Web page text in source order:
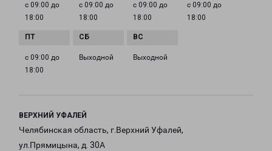
с 09:00 до
18:00
с 09:00 до
18:00
с 09:00 до
18:00
с 09:00 до
18:00
с 09:00 до
18:00
Выходной Выходной
ВЕРХНИЙ УФАЛЕЙ
Челябинская область, г.Верхний Уфалей,
ул.Прямицына, д. 30А